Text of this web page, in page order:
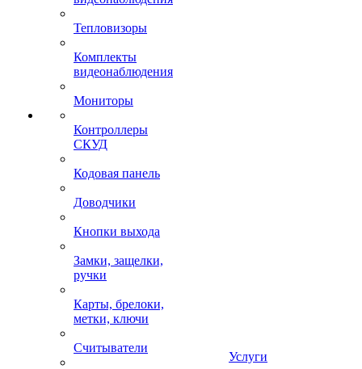
Тепловизоры
Комплекты
видеонаблюдения
Мониторы
Контроллеры
СКУД
Кодовая панель
Доводчики
Кнопки выхода
Замки, защелки,
ручки
Карты, брелоки,
метки, ключи
Считыватели
Услуги